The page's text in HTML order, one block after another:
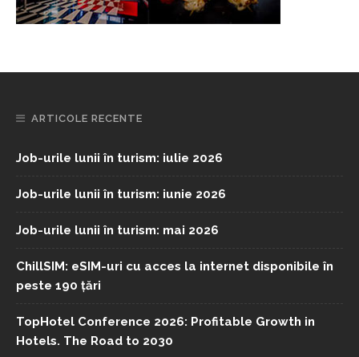
ARTICOLE RECENTE
Job-urile lunii în turism: iulie 2026
Job-urile lunii în turism: iunie 2026
Job-urile lunii în turism: mai 2026
ChillSIM: eSIM-uri cu acces la internet disponibile în
peste 190 țări
TopHotel Conference 2026: Profitable Growth in
Hotels. The Road to 2030